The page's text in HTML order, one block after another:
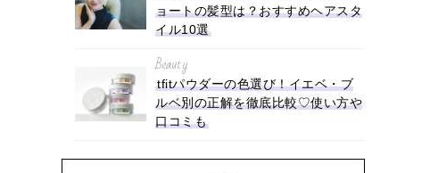
ョートの髪型は？おすすめヘアスタ
イル10選
Beauty
tfitパウダーの色選び！イエベ・ブ
ルベ別の正解を徹底比較♡使い方や
口コミも